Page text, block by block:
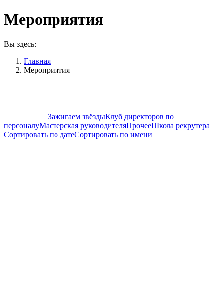
Мероприятия
Вы здесь:
Главная
Мероприятия
Зажигаем звёздыКлуб директоров по
персоналуМастерская руководителяПрочееШкола рекрутера
Сортировать по датеСортировать по имени